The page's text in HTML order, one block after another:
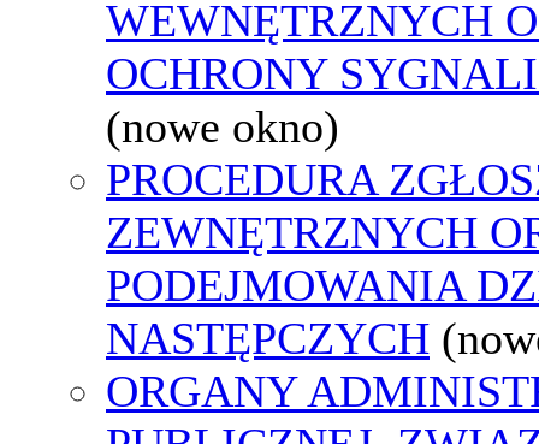
WEWNĘTRZNYCH
OCHRONY
(nowe okno)
PROCEDURA
ZEWNĘTRZNYCH
PODEJMOWANIA
NASTĘPCZYCH
ORGANY